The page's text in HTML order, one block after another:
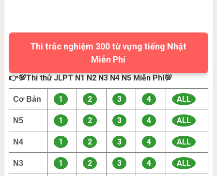
Thi trắc nghiệm 300 từ vựng tiếng Nhật
Miễn Phí
👉💯Thi thử JLPT N1 N2 N3 N4 N5 Miễn Phí💯
Cơ Bản 1 2 3 4 ALL
N5 1 2 3 4 ALL
N4 1 2 3 4 ALL
N3 1 2 3 4 ALL